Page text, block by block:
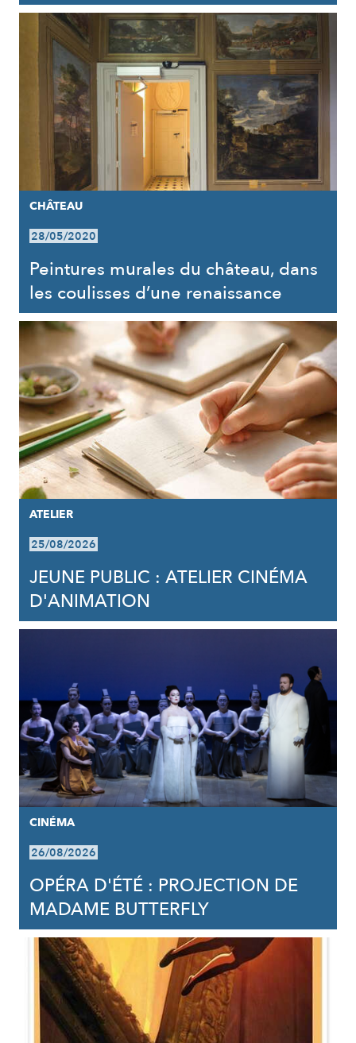
CHÂTEAU
28/05/2020
Peintures murales du château, dans
les coulisses d’une renaissance
ATELIER
25/08/2026
JEUNE PUBLIC : ATELIER CINÉMA
D'ANIMATION
CINÉMA
26/08/2026
OPÉRA D'ÉTÉ : PROJECTION DE
MADAME BUTTERFLY